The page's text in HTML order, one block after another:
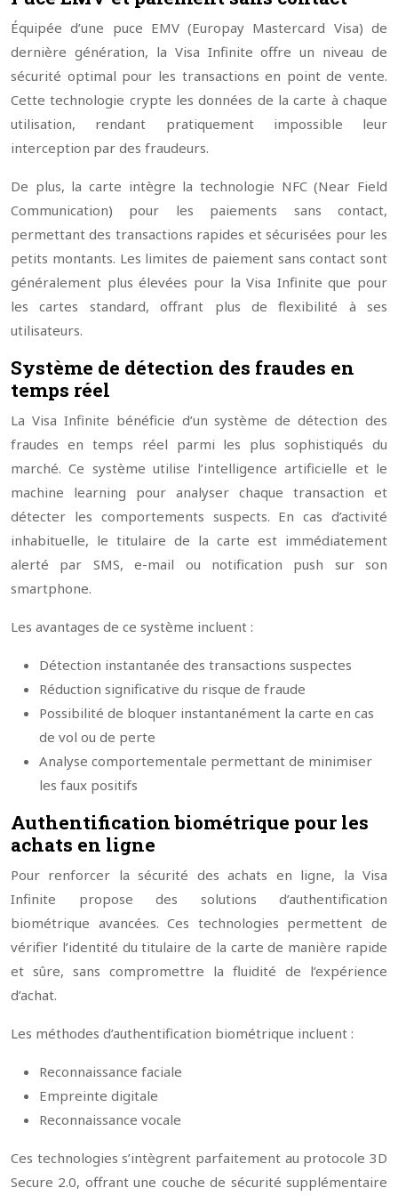
Équipée d’une puce EMV (Europay Mastercard Visa) de
dernière génération, la Visa Infinite offre un niveau de
sécurité optimal pour les transactions en point de vente.
Cette technologie crypte les données de la carte à chaque
utilisation, rendant pratiquement impossible leur
interception par des fraudeurs.
De plus, la carte intègre la technologie NFC (Near Field
Communication) pour les paiements sans contact,
permettant des transactions rapides et sécurisées pour les
petits montants. Les limites de paiement sans contact sont
généralement plus élevées pour la Visa Infinite que pour
les cartes standard, offrant plus de flexibilité à ses
utilisateurs.
Système de détection des fraudes en
temps réel
La Visa Infinite bénéficie d’un système de détection des
fraudes en temps réel parmi les plus sophistiqués du
marché. Ce système utilise l’intelligence artificielle et le
machine learning pour analyser chaque transaction et
détecter les comportements suspects. En cas d’activité
inhabituelle, le titulaire de la carte est immédiatement
alerté par SMS, e-mail ou notification push sur son
smartphone.
Les avantages de ce système incluent :
Détection instantanée des transactions suspectes
Réduction significative du risque de fraude
Possibilité de bloquer instantanément la carte en cas
de vol ou de perte
Analyse comportementale permettant de minimiser
les faux positifs
Authentification biométrique pour les
achats en ligne
Pour renforcer la sécurité des achats en ligne, la Visa
Infinite propose des solutions d’authentification
biométrique avancées. Ces technologies permettent de
vérifier l’identité du titulaire de la carte de manière rapide
et sûre, sans compromettre la fluidité de l’expérience
d’achat.
Les méthodes d’authentification biométrique incluent :
Reconnaissance faciale
Empreinte digitale
Reconnaissance vocale
Ces technologies s’intègrent parfaitement au protocole 3D
Secure 2.0, offrant une couche de sécurité supplémentaire